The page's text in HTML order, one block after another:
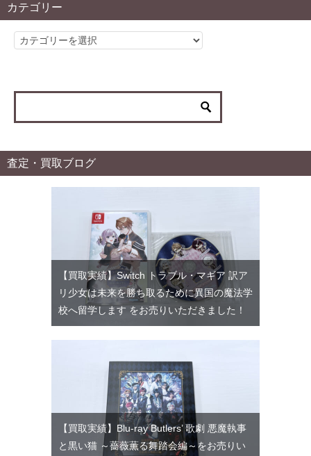
カテゴリー
カ
リ
査定・買取ブログ
【買取実績】Switch トラブル・マギア 訳ア
リ少女は未来を勝ち取るために異国の魔法学
校へ留学します をお売りいただきました！
【買取実績】Blu-ray Butlers’ 歌劇 悪魔執事
と黒い猫 ～薔薇薫る舞踏会編～をお売りい